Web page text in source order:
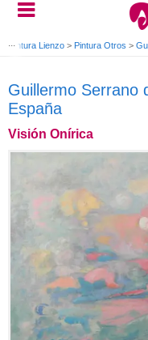
Pintura Lienzo > Pintura Otros >
Guillermo Serrano
España
Visión Onírica